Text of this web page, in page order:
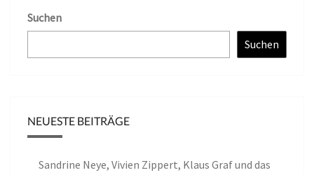
Suchen
Suchen
NEUESTE BEITRÄGE
Sandrine Neye, Vivien Zippert, Klaus Graf und das